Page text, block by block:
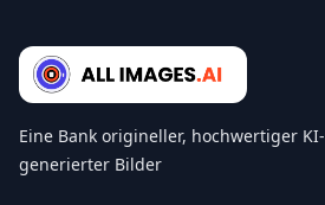
Eine Bank origineller, hochwertiger KI-
generierter Bilder